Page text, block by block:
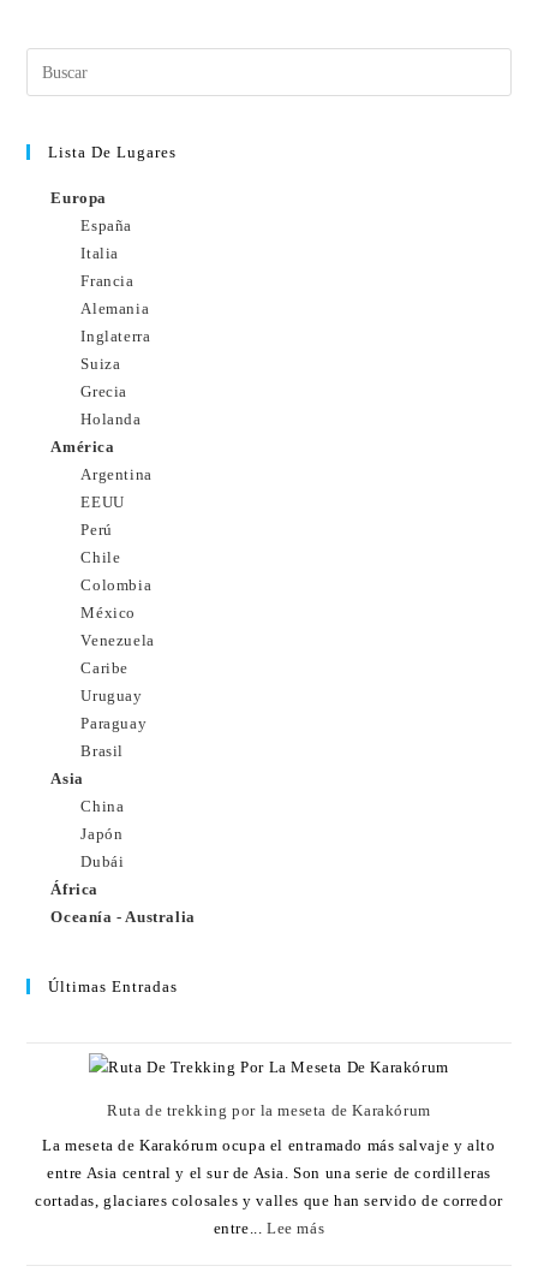
Lista De Lugares
Europa
España
Italia
Francia
Alemania
Inglaterra
Suiza
Grecia
Holanda
América
Argentina
EEUU
Perú
Chile
Colombia
México
Venezuela
Caribe
Uruguay
Paraguay
Brasil
Asia
China
Japón
Dubái
África
Oceanía - Australia
Últimas Entradas
Ruta de trekking por la meseta de Karakórum
La meseta de Karakórum ocupa el entramado más salvaje y alto
entre Asia central y el sur de Asia. Son una serie de cordilleras
cortadas, glaciares colosales y valles que han servido de corredor
entre...Lee más